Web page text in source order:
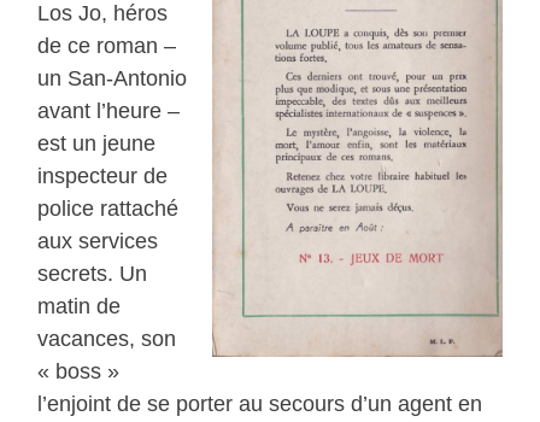
Los Jo, héros
de ce roman –
un San-Antonio
avant l’heure –
est un jeune
inspecteur de
police rattaché
aux services
secrets. Un
matin de
vacances, son
« boss »
l’enjoint de se porter au secours d’un agent en